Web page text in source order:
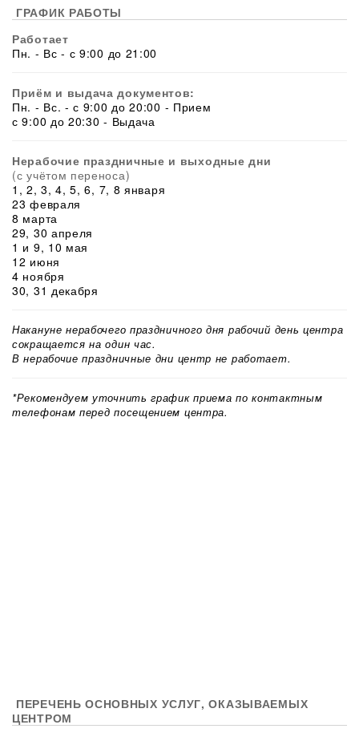
ГРАФИК РАБОТЫ
Работает
Пн. - Вс - с 9:00 до 21:00
Приём и выдача документов:
Пн. - Вс. - с 9:00 до 20:00 - Прием
с 9:00 до 20:30 - Выдача
Нерабочие праздничные и выходные дни
(с учётом переноса)
1, 2, 3, 4, 5, 6, 7, 8 января
23 февраля
8 марта
29, 30 апреля
1 и 9, 10 мая
12 июня
4 ноября
30, 31 декабря
Накануне нерабочего праздничного дня рабочий день центра
сокращается на один час.
В нерабочие праздничные дни центр не работает.
*Рекомендуем уточнить график приема по контактным
телефонам перед посещением центра.
ПЕРЕЧЕНЬ ОСНОВНЫХ УСЛУГ, ОКАЗЫВАЕМЫХ
ЦЕНТРОМ